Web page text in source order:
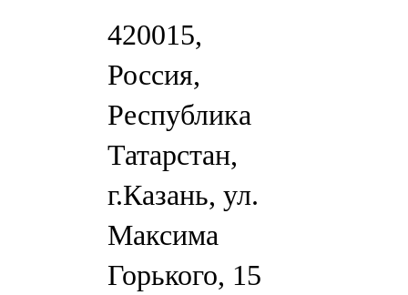
420015,
Россия,
Республика
Татарстан,
г.Казань, ул.
Максима
Горького, 15